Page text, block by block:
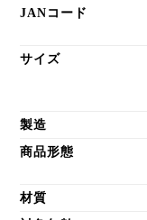
JANコード
サイズ
製造
商品形態
材質